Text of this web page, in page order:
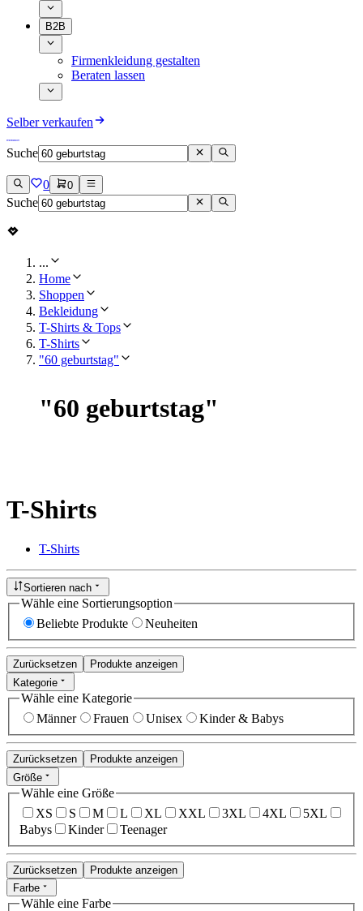
B2B
Firmenkleidung gestalten
Beraten lassen
Selber verkaufen
Suche
0 0
Suche
...
Home
Shoppen
Bekleidung
T-Shirts & Tops
T-Shirts
"60 geburtstag"
"60 geburtstag"
T-Shirts
T-Shirts
Sortieren nach
Wähle eine Sortierungsoption
Beliebte Produkte
Neuheiten
Zurücksetzen
Produkte anzeigen
Kategorie
Wähle eine Kategorie
Männer
Frauen Unisex Kinder & Babys
Zurücksetzen
Produkte anzeigen
Größe
Wähle eine Größe
XS
S M L XL XXL 3XL 4XL
5XL
Babys
Kinder Teenager
Zurücksetzen
Produkte anzeigen
Farbe
Wähle eine Farbe